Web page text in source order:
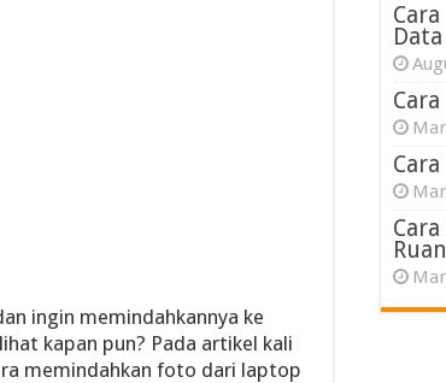
ingin memindahkannya ke
kapan pun? Pada artikel kali
memindahkan foto dari laptop